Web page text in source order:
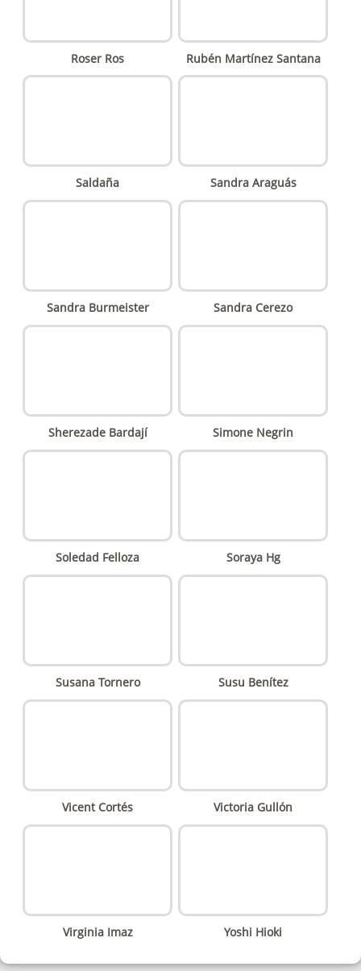
Roser Ros Rubén Martínez Santana
Saldaña Sandra Araguás
Sandra Burmeister Sandra Cerezo
Sherezade Bardají Simone Negrin
Soledad Felloza Soraya Hg
Susana Tornero Susu Benítez
Vicent Cortés Victoria Gullón
Virginia Imaz Yoshi Hioki